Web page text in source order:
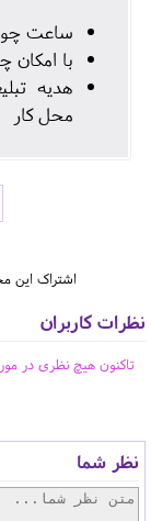
ساعت
با
هدیه
محل کار
اشتراک این
نظرات کاربران
تاکنون هیچ نظری در
نظر شما